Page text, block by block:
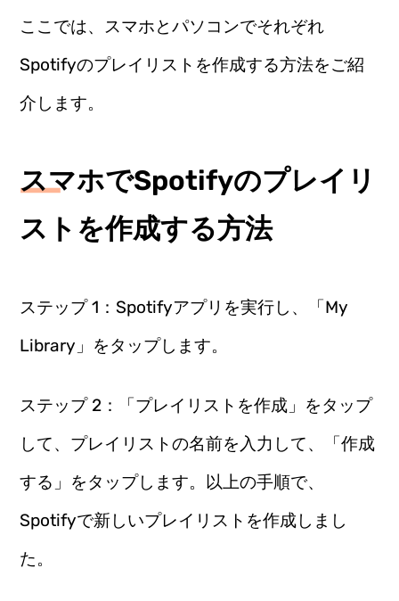
ここでは、スマホとパソコンでそれぞれ
Spotifyのプレイリストを作成する方法をご紹
介します。
スマホでSpotifyのプレイリ
ストを作成する方法
ステップ 1：Spotifyアプリを実行し、「My
Library」をタップします。
ステップ 2：「プレイリストを作成」をタップ
して、プレイリストの名前を入力して、「作成
する」をタップします。以上の手順で、
Spotifyで新しいプレイリストを作成しまし
た。